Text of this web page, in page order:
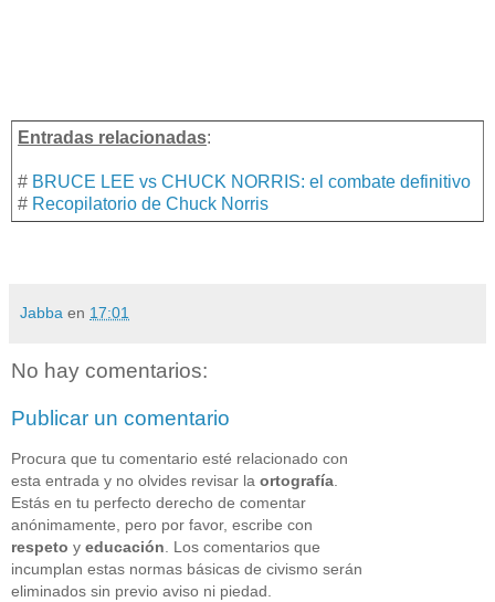
Entradas relacionadas:
# BRUCE LEE vs CHUCK NORRIS: el combate definitivo
# Recopilatorio de Chuck Norris
Jabba en 17:01
No hay comentarios:
Publicar un comentario
Procura que tu comentario esté relacionado con
esta entrada y no olvides revisar la ortografía
Estás en tu perfecto derecho de comentar
anónimamente, pero por favor, escribe con
respeto y educación . Los comentarios que
incumplan estas normas básicas de civismo serán
eliminados sin previo aviso ni piedad.